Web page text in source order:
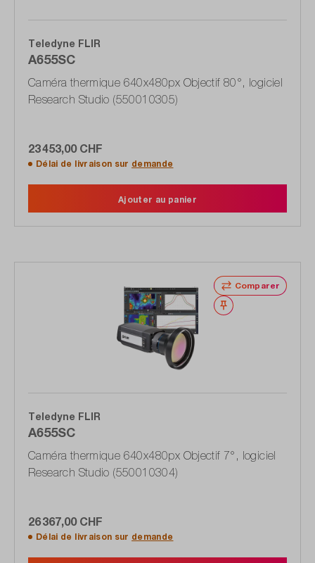
Teledyne FLIR
A655SC
Caméra thermique 640x480px Objectif 80°, logiciel
Research Studio (550010305)
23 453,00 CHF
Délai de livraison sur demande
Ajouter au panier
Comparer
Noter
Teledyne FLIR
A655SC
Caméra thermique 640x480px Objectif 7°, logiciel
Research Studio (550010304)
26 367,00 CHF
Délai de livraison sur demande